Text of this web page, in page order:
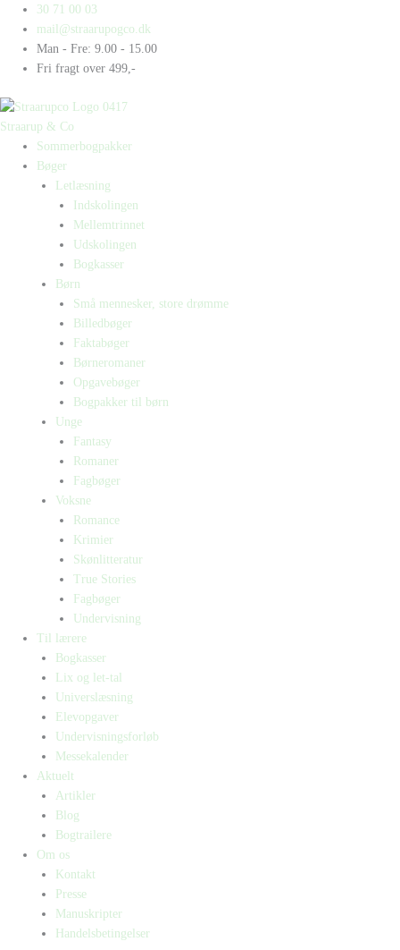
indholdet
30 71 00 03
mail@straarupogco.dk
Man - Fre: 9.00 - 15.00
Fri fragt over 499,-
Straarup & Co
Sommerbogpakker
Bøger
Letlæsning
Indskolingen
Mellemtrinnet
Udskolingen
Bogkasser
Børn
Små mennesker, store drømme
Billedbøger
Faktabøger
Børneromaner
Opgavebøger
Bogpakker til børn
Unge
Fantasy
Romaner
Fagbøger
Voksne
Romance
Krimier
Skønlitteratur
True Stories
Fagbøger
Undervisning
Til lærere
Bogkasser
Lix og let-tal
Universlæsning
Elevopgaver
Undervisningsforløb
Messekalender
Aktuelt
Artikler
Blog
Bogtrailere
Om os
Kontakt
Presse
Manuskripter
Handelsbetingelser
Products
search
Products
search